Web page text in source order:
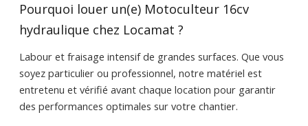
Pourquoi louer un(e) Motoculteur 16cv
hydraulique chez Locamat ?
Labour et fraisage intensif de grandes surfaces. Que vous
soyez particulier ou professionnel, notre matériel est
entretenu et vérifié avant chaque location pour garantir
des performances optimales sur votre chantier.